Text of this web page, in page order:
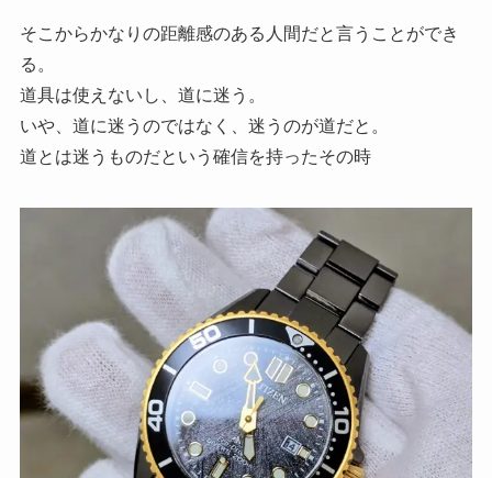
そこからかなりの距離感のある人間だと言うことができ
る。
道具は使えないし、道に迷う。
いや、道に迷うのではなく、迷うのが道だと。
道とは迷うものだという確信を持ったその時